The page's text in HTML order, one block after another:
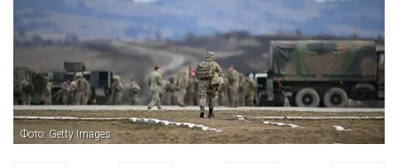
Фото: Getty Images